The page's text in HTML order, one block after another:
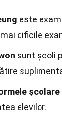
este
dificile
sunt școli
școlare
elevilor.